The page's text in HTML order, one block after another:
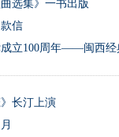
选集》一书出版
信
立100周年——闽西经
长汀上演